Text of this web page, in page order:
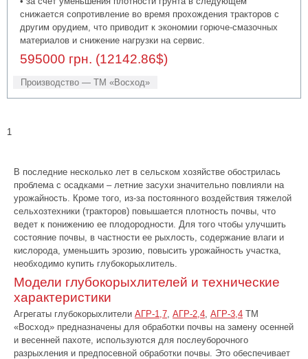
снижается сопротивление во время прохождения тракторов с
другим орудием, что приводит к экономии горюче-смазочных
материалов и снижение нагрузки на сервис.
595000 грн. (12142.86$)
Производство — ТМ «Восход»
1
В последние несколько лет в сельском хозяйстве обострилась
проблема с осадками – летние засухи значительно повлияли на
урожайность. Кроме того, из-за постоянного воздействия тяжелой
сельхозтехники (тракторов) повышается плотность почвы, что
ведет к понижению ее плодородности. Для того чтобы улучшить
состояние почвы, в частности ее рыхлость, содержание влаги и
кислорода, уменьшить эрозию, повысить урожайность участка,
необходимо купить глубокорыхлитель.
Модели глубокорыхлителей и технические
характеристики
Агрегаты глубокорыхлители АГР-1,7 АГР-2,4 АГР-3,4 ТМ
«Восход» предназначены для обработки почвы на замену осенней
и весенней пахоте, используются для послеуборочного
разрыхления и предпосевной обработки почвы. Это обеспечивает